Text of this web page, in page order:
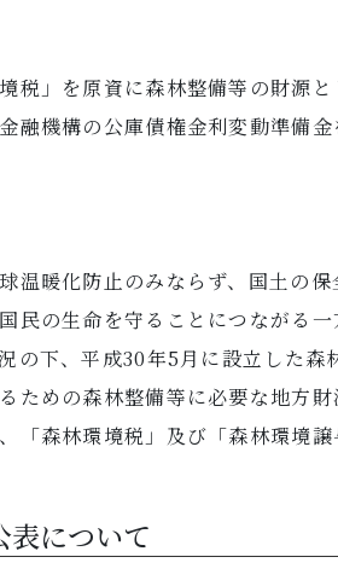
税」を原資に森林整備等の財源
融機構の公庫債権金利変動準備
温暖化防止のみならず、国土の
民の生命を守ることにつながる
の下、平成30年5月に設立した
ための森林整備等に必要な地方
「森林環境税」及び「森林環境譲
表について